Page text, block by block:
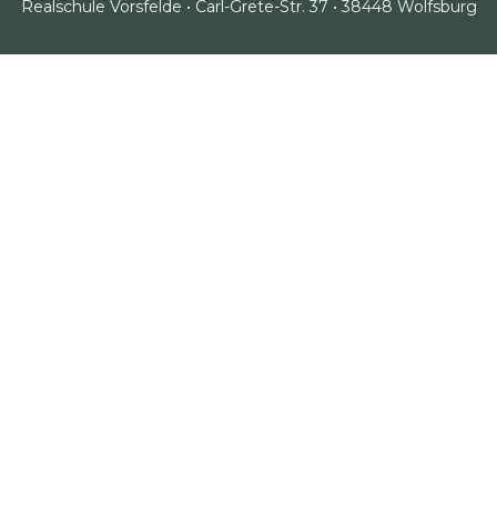
Realschule Vorsfelde • Carl-Grete-Str. 37 • 38448 Wolfsburg